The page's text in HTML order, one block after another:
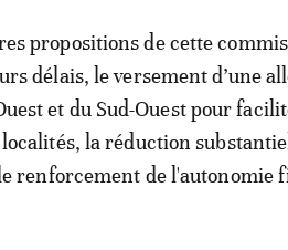
propositions de cette
délais, le versement d’une
et du Sud-Ouest pour
la réduction
renforcement de l'autonomie